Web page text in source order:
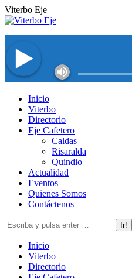
Saltar
al
Viterbo Eje
Facebook
page
opens
Twitter
page
opens
Instagram
page
opens
YouTube
page
opens
Inicio
Viterbo
Directorio
Eje Cafetero
Caldas
Risaralda
Quindio
Actualidad
Eventos
Quienes Somos
Contáctenos
Buscar:
Inicio
Viterbo
Directorio